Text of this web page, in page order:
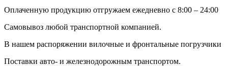
Оплаченную продукцию отгружаем ежедневно с 8:00 – 24:00
Самовывоз любой транспортной компанией.
В нашем распоряжении вилочные и фронтальные погрузчики
Поставки авто- и железнодорожным транспортом.